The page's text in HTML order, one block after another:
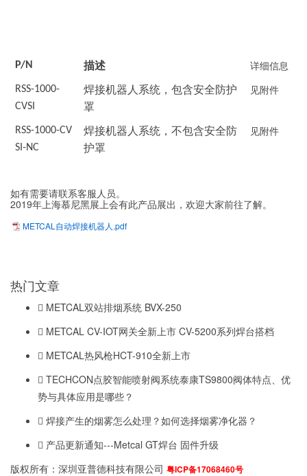
P/N 描述 详细信息
RSS-1000-
CVSI
焊接机器人系统，包含安全防护
罩
见附件
RSS-1000-CV
SI-NC
焊接机器人系统，不包含安全防
护罩
见附件
如有需要请联系客服人员。
2019年上海慕尼黑展上会有此产品展出，欢迎大家前往了解。
METCAL自动焊接机器人.pdf
热门文章
METCAL双站排烟系统 BVX-250
METCAL CV-IOT网关全新上市 CV-5200系列焊台搭档
METCAL热风枪HCT-910全新上市
TECHCON点胶智能喷射阀系统泰康TS9800阀体特点、优
势与具体应用是哪些？
焊接产生的烟雾怎么处理？如何选择烟雾净化器？
产品更新通知---Metcal GT焊台 固件升级
版权所有：深圳亚普德科技有限公司 粤ICP备17068460号